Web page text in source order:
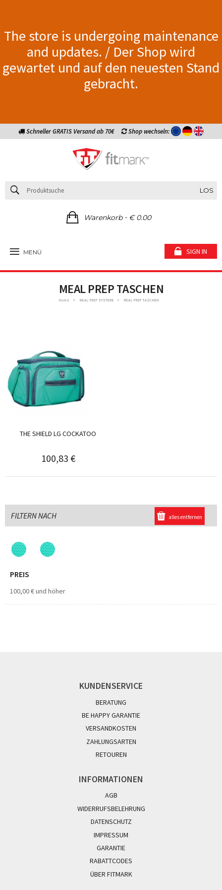
The store is undergoing maintenance
and updates. / Der Shop wird
gewartet und auf den neuesten Stand
gebracht.
Schneller GRATIS Versand ab 70€ Shop wechseln:
LOS
Warenkorb- € 0.00
MENÜ SIGN IN
MEAL PREP TASCHEN
Home MEAL PREP SYSTEME MEAL PREP TASCHEN
THE SHIELD LG COCKATOO
100,83 €
FILTERN NACH alles entfernen
PREIS
100,00 €und höher
KUNDENSERVICE
BERATUNG
BE HAPPY GARANTIE
VERSANDKOSTEN
ZAHLUNGSARTEN
RETOUREN
INFORMATIONEN
AGB
WIDERRUFSBELEHRUNG
DATENSCHUTZ
IMPRESSUM
GARANTIE
RABATTCODES
ÜBER FITMARK